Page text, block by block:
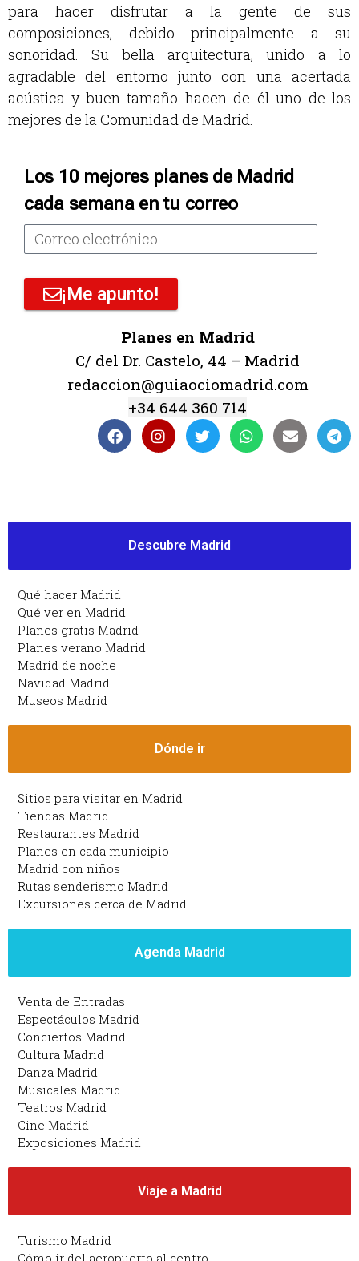
para hacer disfrutar a la gente de sus
composiciones, debido principalmente a su
sonoridad. Su bella arquitectura, unido a lo
agradable del entorno junto con una acertada
acústica y buen tamaño hacen de él uno de los
mejores de la Comunidad de Madrid.
Los 10 mejores planes de Madrid
cada semana en tu correo
¡Me apunto!
Planes en Madrid
C/ del Dr. Castelo, 44 – Madrid
redaccion@guiaociomadrid.com
+34 644 360 714
Descubre Madrid
Qué hacer Madrid
Qué ver en Madrid
Planes gratis Madrid
Planes verano Madrid
Madrid de noche
Navidad Madrid
Museos Madrid
Dónde ir
Sitios para visitar en Madrid
Tiendas Madrid
Restaurantes Madrid
Planes en cada municipio
Madrid con niños
Rutas senderismo Madrid
Excursiones cerca de Madrid
Agenda Madrid
Venta de Entradas
Espectáculos Madrid
Conciertos Madrid
Cultura Madrid
Danza Madrid
Musicales Madrid
Teatros Madrid
Cine Madrid
Exposiciones Madrid
Viaje a Madrid
Turismo Madrid